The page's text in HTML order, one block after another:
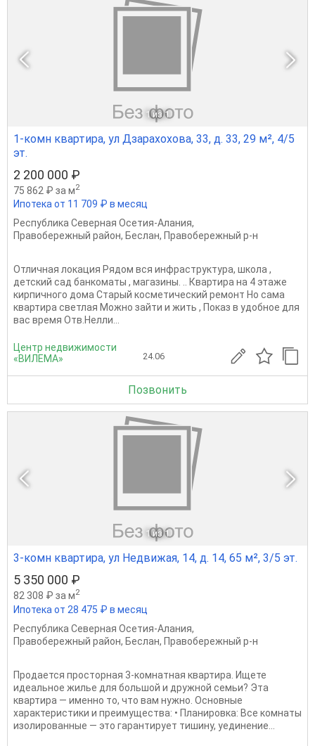
1 из 1
1-комн квартира, ул Дзарахохова, 33, д. 33, 29 м², 4/5
эт.
2 200 000 ₽
75 862 ₽ за м2
Ипотека от 11 709 ₽ в месяц
Республика Северная Осетия-Алания,
Правобережный район, Беслан, Правобережный р-н
Отличная локация Рядом вся инфраструктура, школа ,
детский сад банкоматы , магазины. .. Квартира на 4 этаже
кирпичного дома Старый косметический ремонт Но сама
квартира светлая Можно зайти и жить , Показ в удобное для
вас время Отв.Нелли...
Центр недвижимости
«ВИЛЕМА»
24.06
Позвонить
1 из 1
3-комн квартира, ул Недвижая, 14, д. 14, 65 м², 3/5 эт.
5 350 000 ₽
82 308 ₽ за м2
Ипотека от 28 475 ₽ в месяц
Республика Северная Осетия-Алания,
Правобережный район, Беслан, Правобережный р-н
Продается просторная 3-комнатная квартира. Ищете
идеальное жилье для большой и дружной семьи? Эта
квартира — именно то, что вам нужно. Основные
характеристики и преимущества: • Планировка: Все комнаты
изолированные — это гарантирует тишину, уединение...